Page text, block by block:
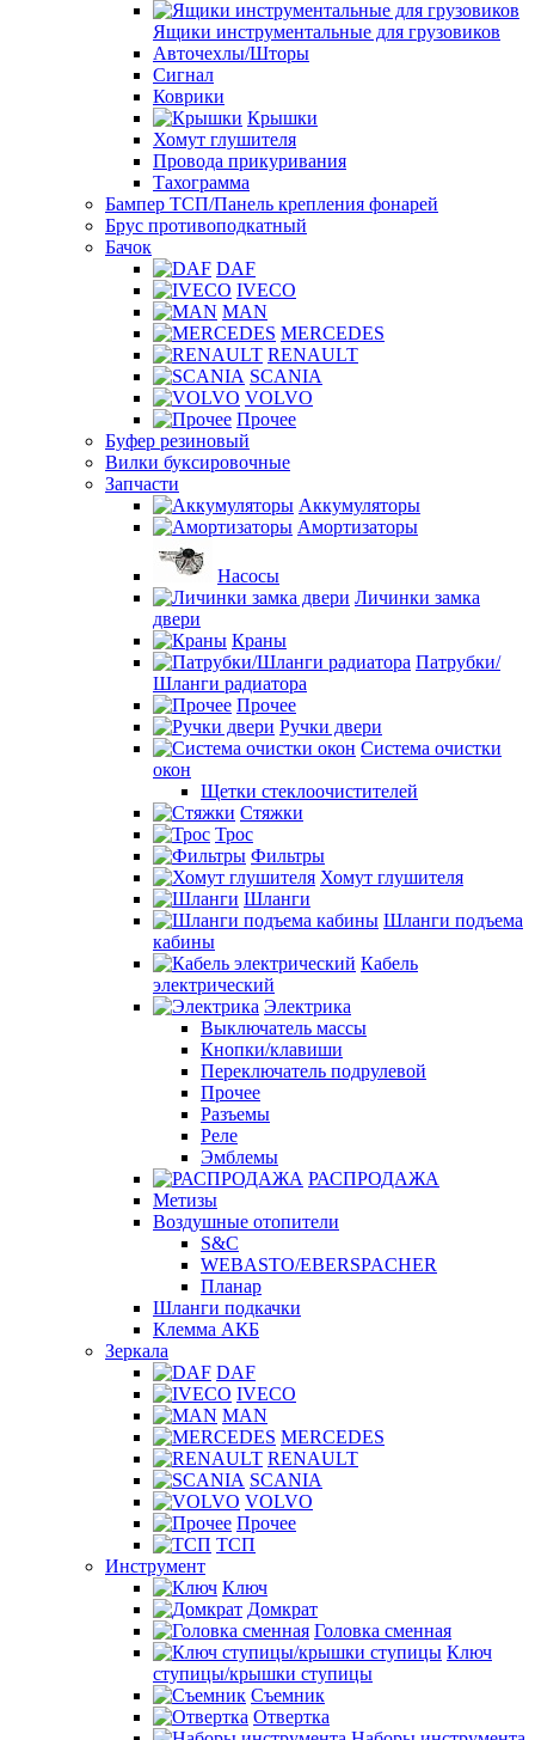
Ящики инструментальные для грузовиков
Авточехлы/Шторы
Сигнал
Коврики
Крышки
Хомут глушителя
Провода прикуривания
Тахограмма
Бампер ТСП/Панель крепления фонарей
Брус противоподкатный
Бачок
DAF
IVECO
MAN
MERCEDES
RENAULT
SCANIA
VOLVO
Прочее
Буфер резиновый
Вилки буксировочные
Запчасти
Аккумуляторы
Амортизаторы
Насосы
Личинки замка
двери
Краны
Патрубки/
Шланги радиатора
Прочее
Ручки двери
Система очистки
окон
Щетки стеклоочистителей
Стяжки
Трос
Фильтры
Хомут глушителя
Шланги
Шланги подъема
кабины
Кабель
электрический
Электрика
Выключатель массы
Кнопки/клавиши
Переключатель подрулевой
Прочее
Разъемы
Реле
Эмблемы
РАСПРОДАЖА
Метизы
Воздушные отопители
S&C
WEBASTO/EBERSPACHER
Планар
Шланги подкачки
Клемма АКБ
Зеркала
DAF
IVECO
MAN
MERCEDES
RENAULT
SCANIA
VOLVO
Прочее
ТСП
Инструмент
Ключ
Домкрат
Головка сменная
Ключ
ступицы/крышки ступицы
Съемник
Отвертка